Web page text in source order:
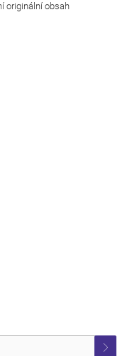
originální obsah